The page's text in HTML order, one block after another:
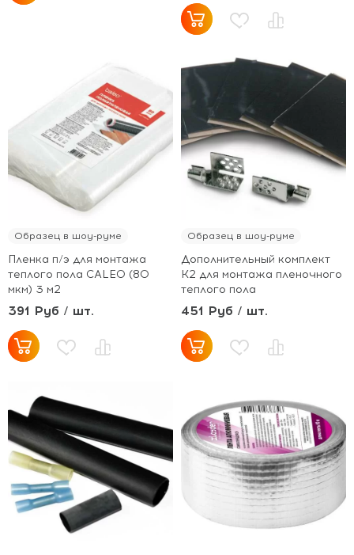
Образец в шоу-руме
Пленка п/э для монтажа
теплого пола CALEO (80
мкм) 3 м2
391 Руб / шт.
Образец в шоу-руме
Дополнительный комплект
К2 для монтажа пленочного
теплого пола
451 Руб / шт.